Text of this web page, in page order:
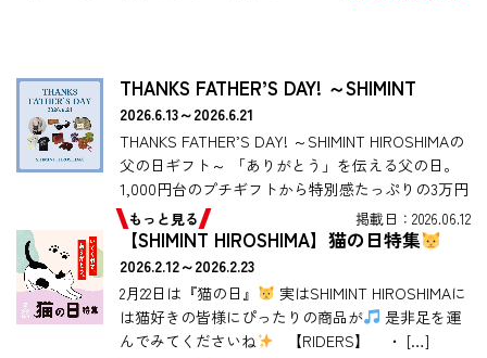
THANKS FATHER’S DAY! ～SHIMINT
HIROSHIMAの父の日ギフト～
2026.6.13～2026.6.21
THANKS FATHER’S DAY! ～SHIMINT HIROSHIMAの
父の日ギフト～ 「ありがとう」を伝える父の日。
1,000円台のプチギフトから特別感たっぷりの3万円
台アイテムまで、 父の日ピッ […]
掲載日：2026.06.12
もっと見る
【SHIMINT HIROSHIMA】猫の日特集
2026.2.12～2026.2.23
2月22日は『猫の日』
実はSHIMINT HIROSHIMAに
は猫好きの皆様にぴったりの商品が
是非足を運
んでみてくださいね
【RIDERS】 ・ […]